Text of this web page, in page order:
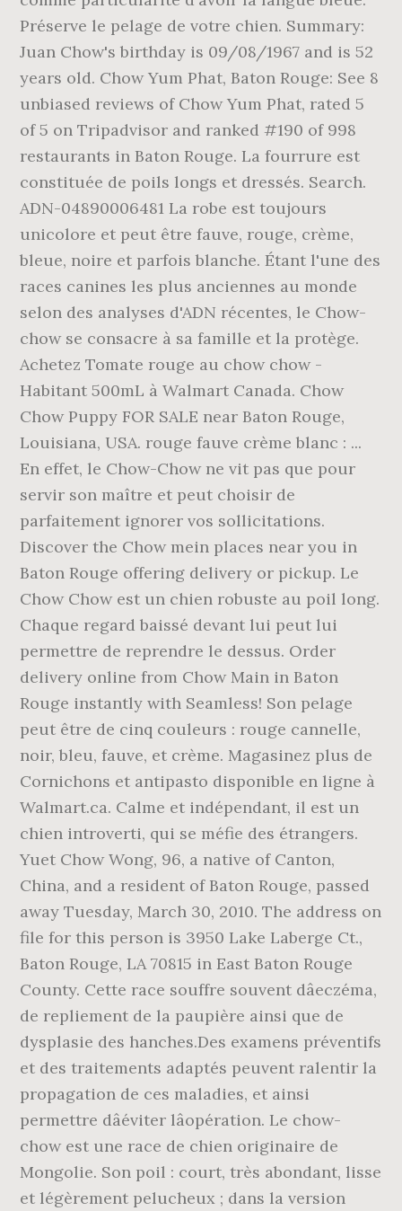
Préserve le pelage de votre chien. Summary:
Juan Chow's birthday is 09/08/1967 and is 52
years old. Chow Yum Phat, Baton Rouge: See 8
unbiased reviews of Chow Yum Phat, rated 5
of 5 on Tripadvisor and ranked #190 of 998
restaurants in Baton Rouge. La fourrure est
constituée de poils longs et dressés. Search.
ADN-04890006481 La robe est toujours
unicolore et peut être fauve, rouge, crème,
bleue, noire et parfois blanche. Étant l'une des
races canines les plus anciennes au monde
selon des analyses d'ADN récentes, le Chow-
chow se consacre à sa famille et la protège.
Achetez Tomate rouge au chow chow -
Habitant 500mL à Walmart Canada. Chow
Chow Puppy FOR SALE near Baton Rouge,
Louisiana, USA. rouge fauve crème blanc : ...
En effet, le Chow-Chow ne vit pas que pour
servir son maître et peut choisir de
parfaitement ignorer vos sollicitations.
Discover the Chow mein places near you in
Baton Rouge offering delivery or pickup. Le
Chow Chow est un chien robuste au poil long.
Chaque regard baissé devant lui peut lui
permettre de reprendre le dessus. Order
delivery online from Chow Main in Baton
Rouge instantly with Seamless! Son pelage
peut être de cinq couleurs : rouge cannelle,
noir, bleu, fauve, et crème. Magasinez plus de
Cornichons et antipasto disponible en ligne à
Walmart.ca. Calme et indépendant, il est un
chien introverti, qui se méfie des étrangers.
Yuet Chow Wong, 96, a native of Canton,
China, and a resident of Baton Rouge, passed
away Tuesday, March 30, 2010. The address on
file for this person is 3950 Lake Laberge Ct.,
Baton Rouge, LA 70815 in East Baton Rouge
County. Cette race souffre souvent dâeczéma,
de repliement de la paupière ainsi que de
dysplasie des hanches.Des examens préventifs
et des traitements adaptés peuvent ralentir la
propagation de ces maladies, et ainsi
permettre dâéviter lâopération. Le chow-
chow est une race de chien originaire de
Mongolie. Son poil : court, très abondant, lisse
et légèrement pelucheux ; dans la version